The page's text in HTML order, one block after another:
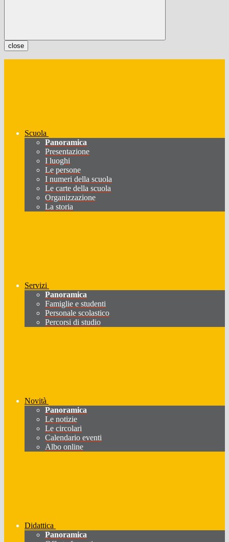
close
Scuola
Panoramica
Presentazione
I luoghi
Le persone
I numeri della scuola
Le carte della scuola
Organizzazione
La storia
Servizi
Panoramica
Famiglie e studenti
Personale scolastico
Percorsi di studio
Novità
Panoramica
Le notizie
Le circolari
Calendario eventi
Albo online
Didattica
Panoramica